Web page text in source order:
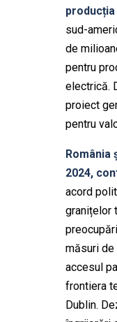
sud-
de
pentru
electrică.
proiect
pentru
România
2024,
acord
granițelor
măsuri de
accesul
frontiera
Dublin.